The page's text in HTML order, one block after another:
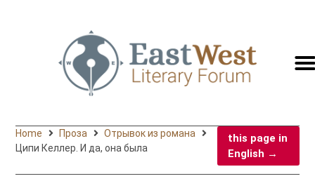
Home Проза
Отрывок из романа
Ципи Келлер. И да, она была
this page in
English →